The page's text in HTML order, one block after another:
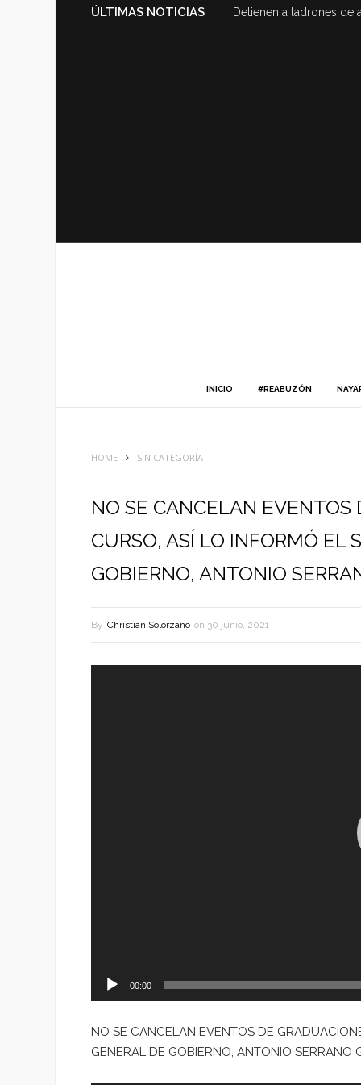
ÚLTIMAS NOTICIAS Detienen a ladrones de
INICIO #REABUZÓN
HOME SIN CATEGORÍA
NO SE CANCELAN EVENTOS
CURSO, ASÍ LO INFORMÓ EL
GOBIERNO, ANTONIO
By Christian Solorzano on 30 junio, 2021
00:00
NO SE CANCELAN EVENTOS DE
GENERAL DE GOBIERNO, ANTONIO SERRANO